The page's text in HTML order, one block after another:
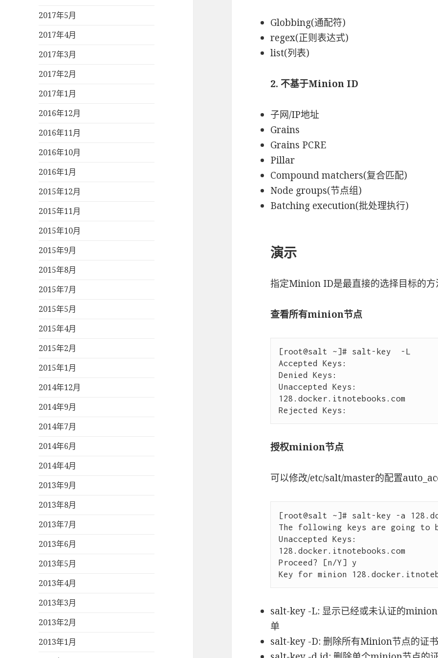
2017年5月
2017年4月
2017年3月
2017年2月
2017年1月
2016年12月
2016年11月
2016年10月
2016年1月
2015年12月
2015年11月
2015年10月
2015年9月
2015年8月
2015年7月
2015年5月
2015年4月
2015年2月
2015年1月
2014年12月
2014年9月
2014年7月
2014年6月
2014年4月
2013年9月
2013年8月
2013年7月
2013年6月
2013年5月
2013年4月
2013年3月
2013年2月
2013年1月
Globbing(通配符)
regex(正则表达式)
list(列表)
2. 不基于Minion ID
子网/IP地址
Grains
Grains PCRE
Pillar
Compound matchers(复合匹配)
Node groups(节点组)
Batching execution(批处理执行)
演示
指定Minion ID是最直接的选择目标的方
查看所有minion节点
[root@salt ~]# salt-key  -L
Accepted Keys:
Denied Keys:
Unaccepted Keys:
128.docker.itnotebooks.com
授权minion节点
可以修改/etc/salt/master的配置
[root@salt ~]# salt-key -a
The following keys are going to
Unaccepted Keys:
128.docker.itnotebooks.com
Proceed? [n/Y] y
salt-key -L: 显示已经或未认证的
单
salt-key -D: 删除所有Minion节点的证